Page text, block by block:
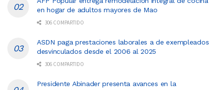
en hogar de adultos mayores de Mao
306 COMPARTIDO
ASDN paga prestaciones laborales a de exempleados
desvinculados desde el 2006 al 2025
306 COMPARTIDO
Presidente Abinader presenta avances en la